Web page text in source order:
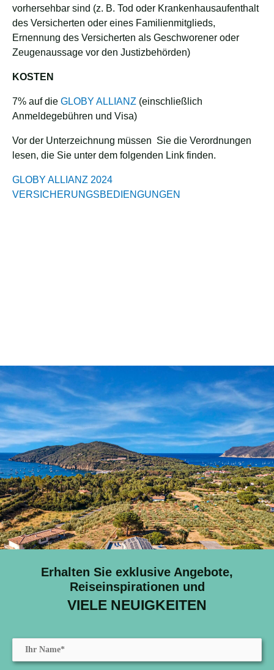
vorhersehbar sind (z. B. Tod oder Krankenhausaufenthalt
des Versicherten oder eines Familienmitglieds,
Ernennung des Versicherten als Geschworener oder
Zeugenaussage vor den Justizbehörden)
KOSTEN
7% auf die GLOBY ALLIANZ (einschließlich
Anmeldegebühren und Visa)
Vor der Unterzeichnung müssen Sie die Verordnungen
lesen, die Sie unter dem folgenden Link finden.
GLOBY ALLIANZ 2024
VERSICHERUNGSBEDIENGUNGEN
Erhalten Sie exklusive Angebote,
Reiseinspirationen und
VIELE NEUIGKEITEN